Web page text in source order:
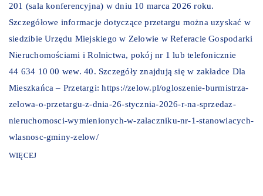
201 (sala konferencyjna) w dniu 10 marca 2026 roku.
Szczegółowe informacje dotyczące przetargu można uzyskać w
siedzibie Urzędu Miejskiego w Zelowie w Referacie Gospodarki
Nieruchomościami i Rolnictwa, pokój nr 1 lub telefonicznie
44 634 10 00 wew. 40. Szczegóły znajdują się w zakładce Dla
Mieszkańca – Przetargi: https://zelow.pl/ogloszenie-burmistrza-
zelowa-o-przetargu-z-dnia-26-stycznia-2026-r-na-sprzedaz-
nieruchomosci-wymienionych-w-zalaczniku-nr-1-stanowiacych-
wlasnosc-gminy-zelow/
WIĘCEJ